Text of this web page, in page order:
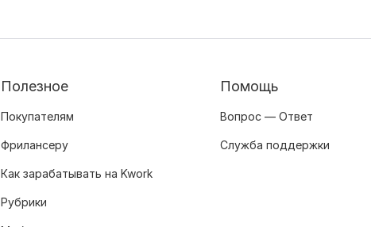
Полезное
Покупателям
Фрилансеру
Как зарабатывать на Kwork
Рубрики
Помощь
Вопрос — Ответ
Служба поддержки